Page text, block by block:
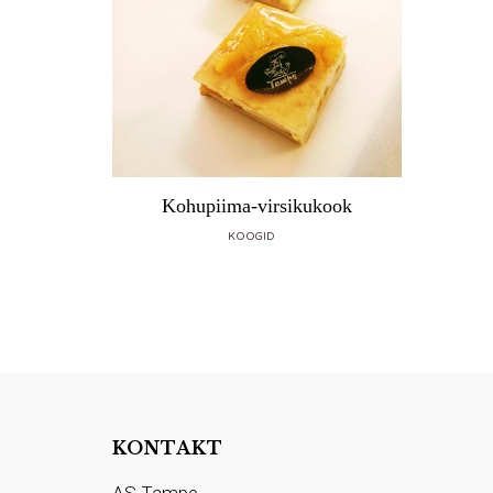
Kohupiima-virsikukook
KOOGID
KONTAKT